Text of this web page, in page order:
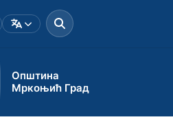
Општина
Мркоњић Град